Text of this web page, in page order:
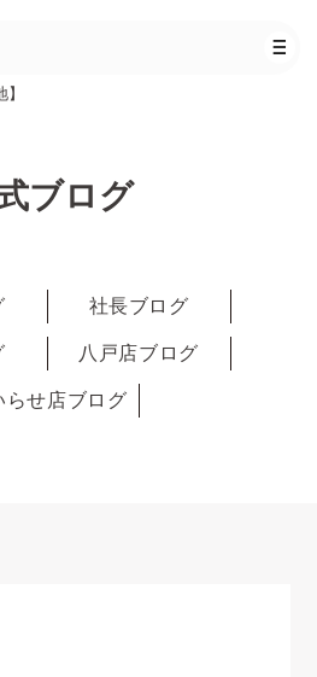
】
ブログ
社長ブログ
八戸店ブログ
らせ店ブログ